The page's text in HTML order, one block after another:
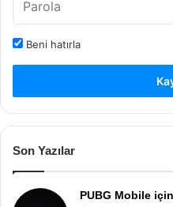
Beni hatırla
Son Yazılar
PUBG Mobile